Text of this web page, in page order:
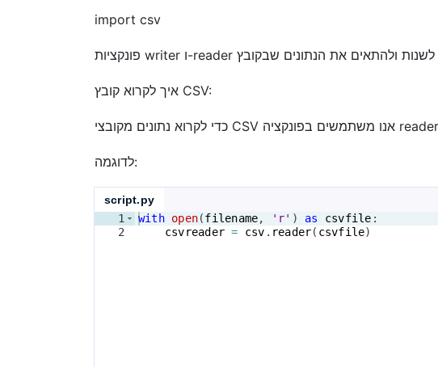
import csv
איך לקרוא קובץ CSV:
לדוגמה:
script.py
1
2
with open(filename, 'r' ) as csvfile :
csvreader = csv . reader( csvfile)